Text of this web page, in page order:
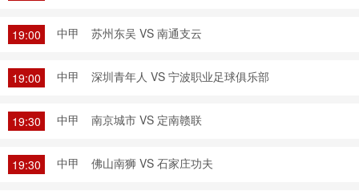
19:00 中甲 苏州东吴 VS 南通支云
19:00 中甲 深圳青年人 VS 宁波职业足球俱乐部
19:30 中甲 南京城市 VS 定南赣联
19:30 中甲 佛山南狮 VS 石家庄功夫